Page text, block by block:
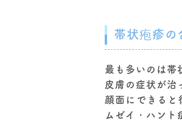
帯状疱疹の
最も多いのは
皮膚の症状が治
顔面にできると
ムゼイ・ハン